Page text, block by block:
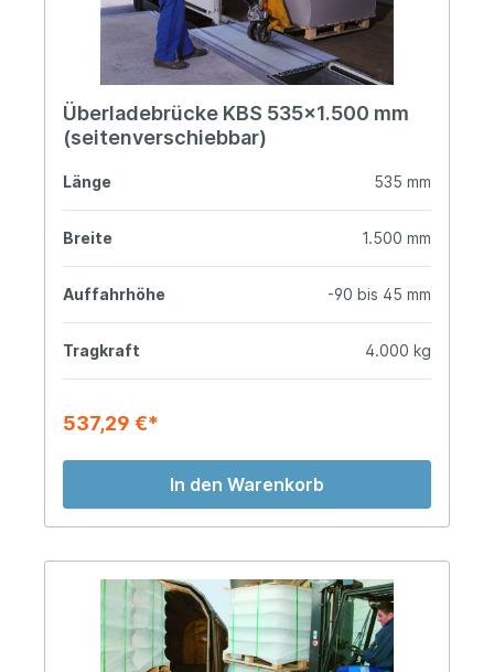
Überladebrücke KBS 535x1.500 mm
(seitenverschiebbar)
Länge 535 mm
Breite 1.500 mm
Auffahrhöhe -90 bis 45 mm
Tragkraft 4.000 kg
537,29 €*
In den Warenkorb